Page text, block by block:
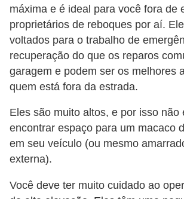
máxima e é ideal para você fora de
proprietários de reboques por aí.
voltados para o trabalho de
recuperação do que os reparos
garagem e podem ser os melhores
quem está fora da estrada.
Eles são muito altos, e por isso não
encontrar espaço para um macaco
em seu veículo (ou mesmo
externa).
Você deve ter muito cuidado ao